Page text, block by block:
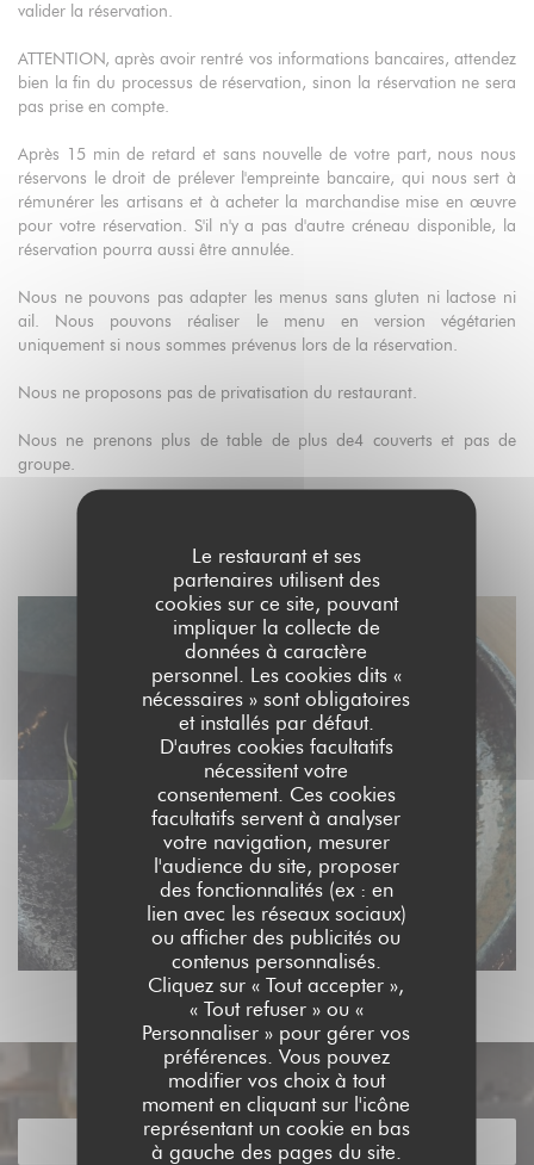
Le restaurant et ses
partenaires utilisent des
cookies sur ce site, pouvant
impliquer la collecte de
données à caractère
personnel. Les cookies dits «
nécessaires » sont obligatoires
et installés par défaut.
D'autres cookies facultatifs
nécessitent votre
consentement. Ces cookies
facultatifs servent à analyser
votre navigation, mesurer
l'audience du site, proposer
des fonctionnalités (ex : en
lien avec les réseaux sociaux)
ou afficher des publicités ou
contenus personnalisés.
Cliquez sur « Tout accepter »,
« Tout refuser » ou «
Personnaliser » pour gérer vos
préférences. Vous pouvez
modifier vos choix à tout
moment en cliquant sur l'icône
représentant un cookie en bas
à gauche des pages du site.
valider la réservation.
ATTENTION, après avoir rentré vos informations bancaires, attendez
bien la fin du processus de réservation, sinon la réservation ne sera
pas prise en compte.
Après 15 min de retard et sans nouvelle de votre part, nous nous
réservons le droit de prélever l'empreinte bancaire, qui nous sert à
rémunérer les artisans et à acheter la marchandise mise en œuvre
pour votre réservation. S'il n'y a pas d'autre créneau disponible, la
réservation pourra aussi être annulée.
Nous ne pouvons pas adapter les menus sans gluten ni lactose ni
ail. Nous pouvons réaliser le menu en version végétarien
uniquement si nous sommes prévenus lors de la réservation.
Nous ne proposons pas de privatisation du restaurant.
Nous ne prenons plus de table de plus de4 couverts et pas de
groupe.
DÉCOUVRIR LE LIEU
Découvrir notre carte
DÉCOUVRIR NOTRE CARTE